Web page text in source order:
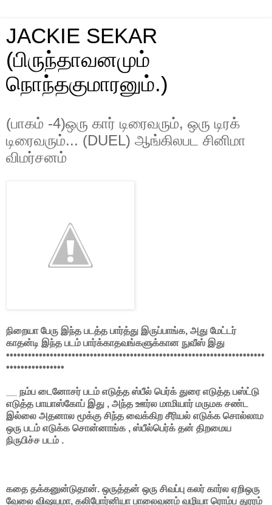
JACKIE SEKAR
(பிருந்தாவனமும்
நொந்தகுமாரனும்.)
(பாகம் -4)ஒரு கார் டிரைவரும், ஒரு டிரக்
டிரைவரும்... (DUEL) ஆங்கிலபட சினிமா
விமர்சனம்
நிறையா பேரு இந்த படத்த பார்த்து இருப்பாங்க, அது மேட்டர்
காதன்டி இந்த படம் பார்க்காதவங்களுக்கான நுவீஸ் இது
•••••••••••••••••••••••••••••••••••••••••••••••••••••••••••••••••••••••
••••••••••••••••
நம்ப டைனோசர் படம் எடுத்த ஸ்பீல் பெர்க் துரை எடுத்த பஸ்ட்டு
எடுத்த பாயாஸ்கோப் இது , அந்த ஊர்ல மாமியார் மருமக சண்ட
இல்லை அதனால மூக்கு சிந்த வைக்கிற சீரியல் எடுக்க சொல்லாம
ஒரு படம் எடுக்க சொன்னாங்க , ஸ்பீல்பெர்க் தன் திறமைய
நிருபிச்ச படம் .
கதை தக்கனுன்டுதான். ஒருத்தன் ஒரு சிவப்பு கலர் கார்ல ஏறிஒரு
வேலை விஷயமா, கலிபோர்னியா பாலைவனம் வழியா ரொம்ப துரரம்